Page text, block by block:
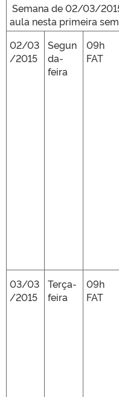
Semana de 02/03/
aula nesta primeira
02/03
/2015
Segun
da-
feira
09h
FAT
03/03
/2015
Terça-
feira
09h
FAT